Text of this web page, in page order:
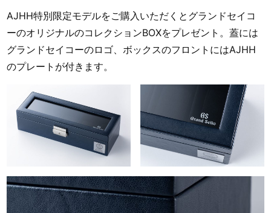
AJHH特別限定モデルをご購入いただくとグランドセイコ
ーのオリジナルのコレクションBOXをプレゼント。蓋には
グランドセイコーのロゴ、ボックスのフロントにはAJHH
のプレートが付きます。